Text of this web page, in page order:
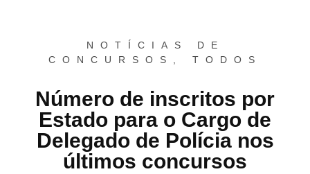
NOTÍCIAS DE
CONCURSOS
TODOS
Número de inscritos por
Estado para o Cargo de
Delegado de Polícia nos
últimos concursos